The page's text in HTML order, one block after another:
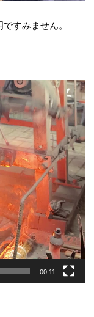
すみません。
00:11